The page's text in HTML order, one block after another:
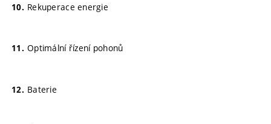
Rekuperace energie
Optimální řízení pohonů
Baterie